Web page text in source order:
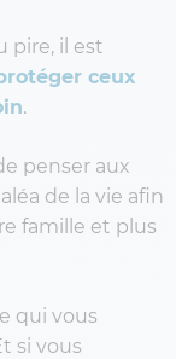
pire, il est
ceux
.
penser aux
de la vie afin
famille et plus
qui vous
si vous